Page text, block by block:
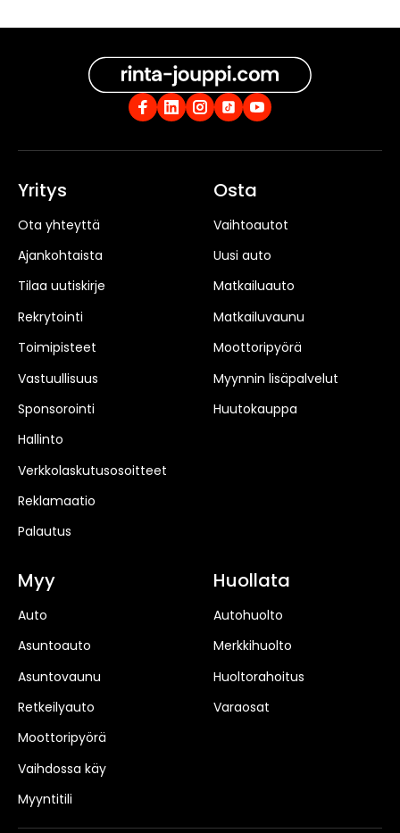
Yritys
Ota yhteyttä
Ajankohtaista
Tilaa uutiskirje
Rekrytointi
Toimipisteet
Vastuullisuus
Sponsorointi
Hallinto
Verkkolaskutusosoitteet
Reklamaatio
Palautus
Osta
Vaihtoautot
Uusi auto
Matkailuauto
Matkailuvaunu
Moottoripyörä
Myynnin lisäpalvelut
Huutokauppa
Myy
Auto
Asuntoauto
Asuntovaunu
Retkeilyauto
Moottoripyörä
Vaihdossa käy
Myyntitili
Huollata
Autohuolto
Merkkihuolto
Huoltorahoitus
Varaosat